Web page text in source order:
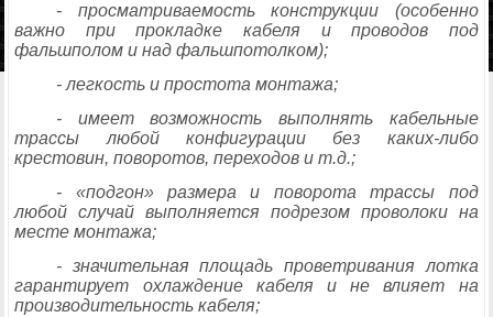
- просматриваемость конструкции (особенно
важно при прокладке кабеля и проводов под
фальшполом и над фальшпотолком);
- легкость и простота монтажа;
- имеет возможность выполнять кабельные
трассы любой конфигурации без каких-либо
крестовин, поворотов, переходов и т.д.;
- «подгон» размера и поворота трассы под
любой случай выполняется подрезом проволоки на
месте монтажа;
- значительная площадь проветривания лотка
гарантирует охлаждение кабеля и не влияет на
производительность кабеля;